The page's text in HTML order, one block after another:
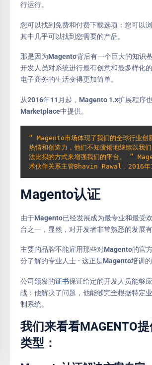
行运行。
您可以找到免费和付费下载选项：您可以
其中几乎可以找到您需要的产品。
那是因为Magento背后有一个巨大的知识
开发人员对系统进行最有创意和最多样化
电子商务的生活变得更加简单。
从2016年11月起，Magento 1.x扩展程序
Marketplace中提供。
“ Magento市场体现了我们的全球行业创
热情和创造力，他们不知疲倦地继续以我
法比拟的方式来增强我们的平台。 ”
术伙伴关系主管Bhavin Rawal，2016年
Magento认证
由于Magento已经发展成为最专业和最受
台之一，显然，对开发者非常熟悉的发展有
主要的品牌不能雇用那些对Magento的官
分了解的专业人士 - 这正是Magento培训的
公司颁发的证书保证给定的开发人员能够
战：他解决了问题，他能够完全根据特定
制系统。
我们来看看MAGENTO
类型：